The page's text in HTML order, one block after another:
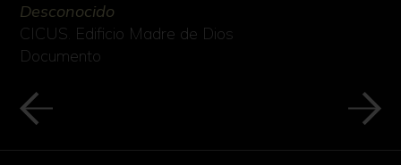
Desconocido
CICUS. Edificio Madre de Dios
Documento